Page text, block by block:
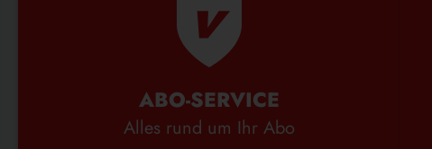
ABO-SERVICE
Alles rund um Ihr Abo